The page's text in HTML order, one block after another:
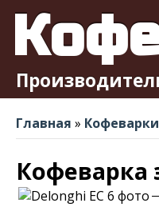
Главная »
Кофеварка